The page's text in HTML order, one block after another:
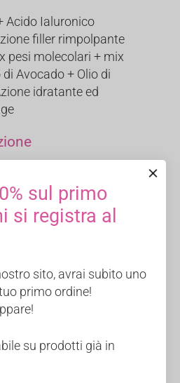
Acido Ialuronico
filler rimpolpante
pesi molecolari + mix
Avocado + Olio di
idratante ed
prima della crema viso
in maniera adeguata gli
contenuti e potenziarne
sul primo
si registra al
sito, avrai subito uno
primo ordine!
su prodotti già in